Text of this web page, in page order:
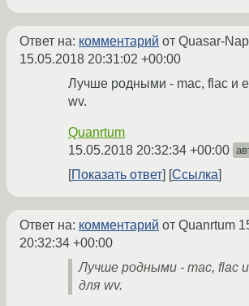
Ответ на: комментарий от Quasar-
15.05.2018 20:31:02 +00:00
Лучше родными - mac, flac и
wv.
Quanrtum
15.05.2018 20:32:34 +00:00
Показать ответ Ссылка
Ответ на: комментарий от Quanrtum
20:32:34 +00:00
Лучше родными - mac, flac
для wv.